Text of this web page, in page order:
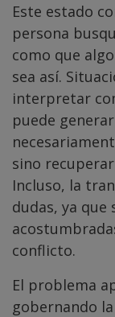
Este estado
persona
como que
sea así.
interpretar
puede
sino
Incluso, la
dudas, ya que
conflicto.
El problema
gobernando